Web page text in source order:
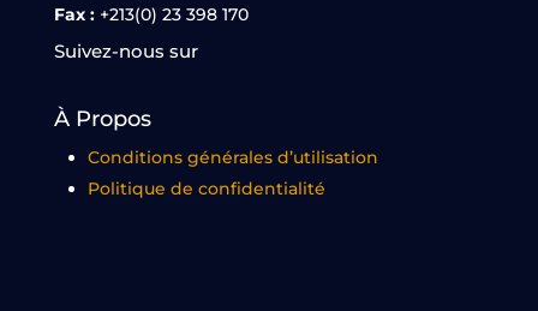
Fax : +213(0) 23 398 170
Suivez-nous sur
À Propos
Conditions générales d’utilisation
Politique de confidentialité